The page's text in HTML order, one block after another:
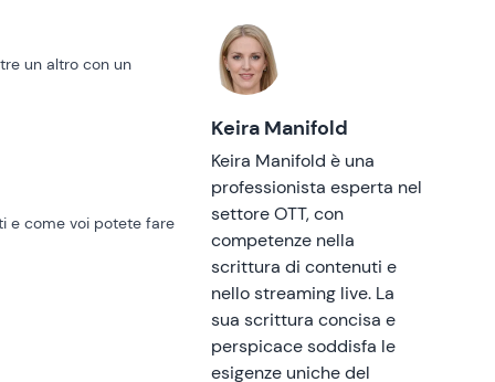
un altro con un
e come voi potete fare
Keira Manifold
Keira Manifold è una
professionista esperta nel
settore OTT, con
competenze nella
scrittura di contenuti e
nello streaming live. La
sua scrittura concisa e
perspicace soddisfa le
esigenze uniche del